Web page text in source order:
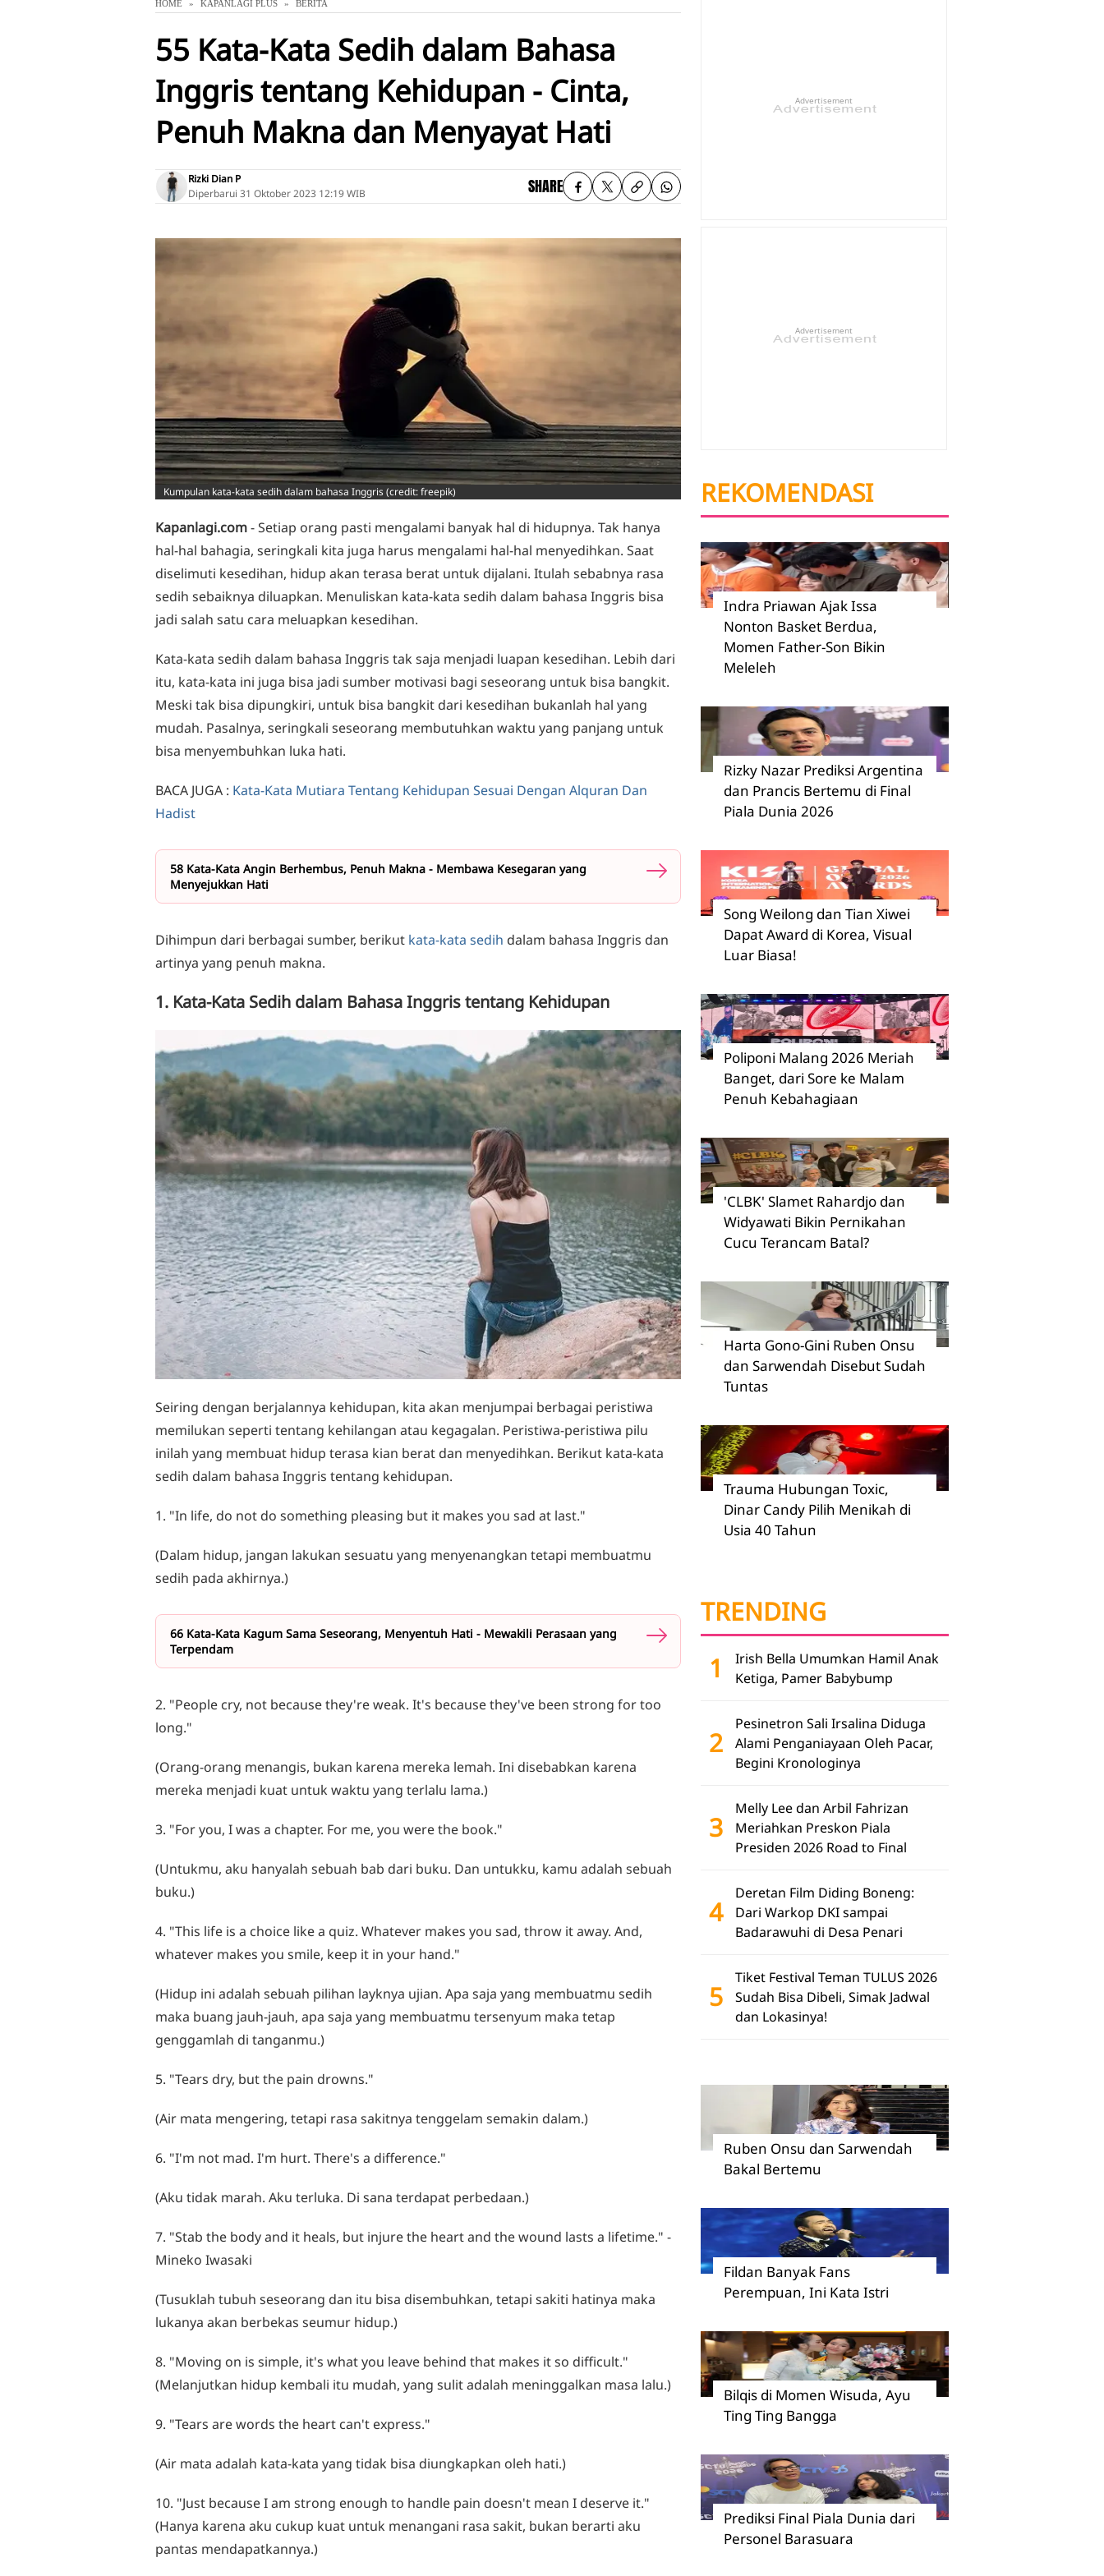
HOME KAPANLAGI PLUS BERITA
55 Kata-Kata Sedih dalam Bahasa
Inggris tentang Kehidupan - Cinta,
Penuh Makna dan Menyayat Hati
Rizki Dian P
Diperbarui 31 Oktober 2023 12:19 WIB SHARE
Kumpulan kata-kata sedih dalam bahasa Inggris (credit: freepik)
Kapanlagi.com- Setiap orang pasti mengalami banyak hal di hidupnya. Tak hanya
hal-hal bahagia, seringkali kita juga harus mengalami hal-hal menyedihkan. Saat
diselimuti kesedihan, hidup akan terasa berat untuk dijalani. Itulah sebabnya rasa
sedih sebaiknya diluapkan. Menuliskan kata-kata sedih dalam bahasa Inggris bisa
jadi salah satu cara meluapkan kesedihan.
Kata-kata sedih dalam bahasa Inggris tak saja menjadi luapan kesedihan. Lebih dari
itu, kata-kata ini juga bisa jadi sumber motivasi bagi seseorang untuk bisa bangkit.
Meski tak bisa dipungkiri, untuk bisa bangkit dari kesedihan bukanlah hal yang
mudah. Pasalnya, seringkali seseorang membutuhkan waktu yang panjang untuk
bisa menyembuhkan luka hati.
BACA JUGA : Kata-Kata Mutiara Tentang Kehidupan Sesuai Dengan Alquran Dan
Hadist
58 Kata-Kata Angin Berhembus, Penuh Makna - Membawa Kesegaran yang
Menyejukkan Hati
Dihimpun dari berbagai sumber, berikut kata-kata sedih dalam bahasa Inggris dan
artinya yang penuh makna.
1. Kata-Kata Sedih dalam Bahasa Inggris tentang Kehidupan
Seiring dengan berjalannya kehidupan, kita akan menjumpai berbagai peristiwa
memilukan seperti tentang kehilangan atau kegagalan. Peristiwa-peristiwa pilu
inilah yang membuat hidup terasa kian berat dan menyedihkan. Berikut kata-kata
sedih dalam bahasa Inggris tentang kehidupan.
1. "In life, do not do something pleasing but it makes you sad at last."
(Dalam hidup, jangan lakukan sesuatu yang menyenangkan tetapi membuatmu
sedih pada akhirnya.)
66 Kata-Kata Kagum Sama Seseorang, Menyentuh Hati - Mewakili Perasaan yang
Terpendam
2. "People cry, not because they're weak. It's because they've been strong for too
long."
(Orang-orang menangis, bukan karena mereka lemah. Ini disebabkan karena
mereka menjadi kuat untuk waktu yang terlalu lama.)
3. "For you, I was a chapter. For me, you were the book."
(Untukmu, aku hanyalah sebuah bab dari buku. Dan untukku, kamu adalah sebuah
buku.)
4. "This life is a choice like a quiz. Whatever makes you sad, throw it away. And,
whatever makes you smile, keep it in your hand."
(Hidup ini adalah sebuah pilihan layknya ujian. Apa saja yang membuatmu sedih
maka buang jauh-jauh, apa saja yang membuatmu tersenyum maka tetap
genggamlah di tanganmu.)
5. "Tears dry, but the pain drowns."
(Air mata mengering, tetapi rasa sakitnya tenggelam semakin dalam.)
6. "I'm not mad. I'm hurt. There's a difference."
(Aku tidak marah. Aku terluka. Di sana terdapat perbedaan.)
7. "Stab the body and it heals, but injure the heart and the wound lasts a lifetime." -
Mineko Iwasaki
(Tusuklah tubuh seseorang dan itu bisa disembuhkan, tetapi sakiti hatinya maka
lukanya akan berbekas seumur hidup.)
8. "Moving on is simple, it's what you leave behind that makes it so difficult."
(Melanjutkan hidup kembali itu mudah, yang sulit adalah meninggalkan masa lalu.)
9. "Tears are words the heart can't express."
(Air mata adalah kata-kata yang tidak bisa diungkapkan oleh hati.)
10. "Just because I am strong enough to handle pain doesn't mean I deserve it."
(Hanya karena aku cukup kuat untuk menangani rasa sakit, bukan berarti aku
pantas mendapatkannya.)
Advertisement
Advertisement
REKOMENDASI
Indra Priawan Ajak Issa
Nonton Basket Berdua,
Momen Father-Son Bikin
Meleleh
Rizky Nazar Prediksi Argentina
dan Prancis Bertemu di Final
Piala Dunia 2026
Song Weilong dan Tian Xiwei
Dapat Award di Korea, Visual
Luar Biasa!
Poliponi Malang 2026 Meriah
Banget, dari Sore ke Malam
Penuh Kebahagiaan
'CLBK' Slamet Rahardjo dan
Widyawati Bikin Pernikahan
Cucu Terancam Batal?
Harta Gono-Gini Ruben Onsu
dan Sarwendah Disebut Sudah
Tuntas
Trauma Hubungan Toxic,
Dinar Candy Pilih Menikah di
Usia 40 Tahun
TRENDING
1
Irish Bella Umumkan Hamil Anak
Ketiga, Pamer Babybump
2
Pesinetron Sali Irsalina Diduga
Alami Penganiayaan Oleh Pacar,
Begini Kronologinya
3
Melly Lee dan Arbil Fahrizan
Meriahkan Preskon Piala
Presiden 2026 Road to Final
4
Deretan Film Diding Boneng:
Dari Warkop DKI sampai
Badarawuhi di Desa Penari
5
Tiket Festival Teman TULUS 2026
Sudah Bisa Dibeli, Simak Jadwal
dan Lokasinya!
Ruben Onsu dan Sarwendah
Bakal Bertemu
Fildan Banyak Fans
Perempuan, Ini Kata Istri
Bilqis di Momen Wisuda, Ayu
Ting Ting Bangga
Prediksi Final Piala Dunia dari
Personel Barasuara